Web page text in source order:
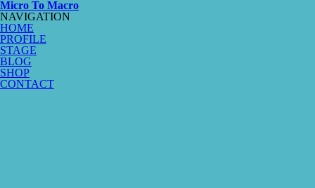
Micro To Macro
NAVIGATION
HOME
PROFILE
STAGE
BLOG
SHOP
CONTACT